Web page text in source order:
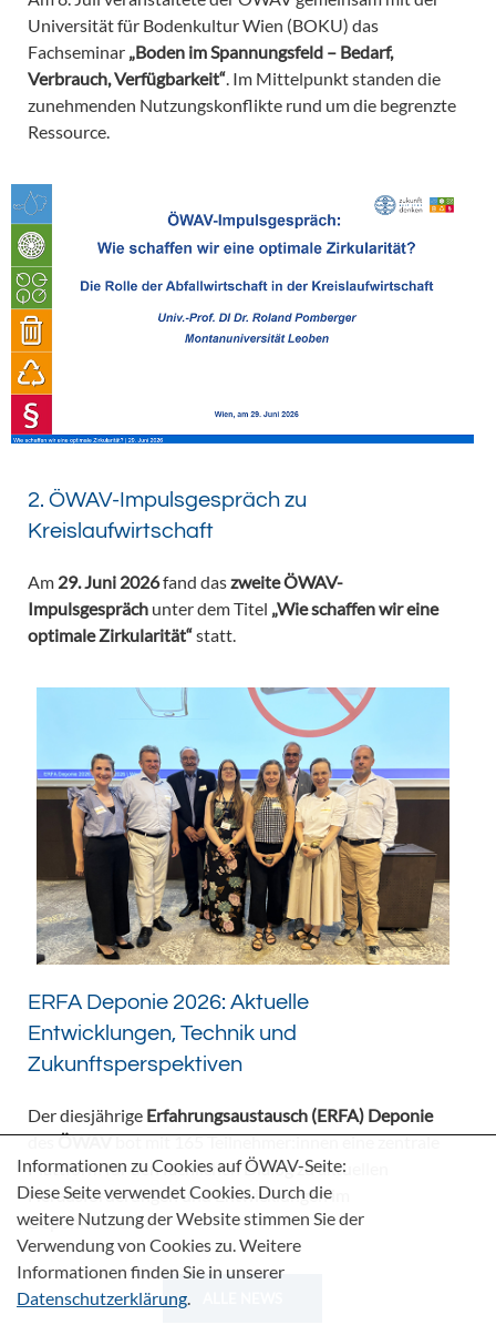
Universität für Bodenkultur Wien (BOKU) das
Fachseminar „Boden im Spannungsfeld – Bedarf,
Verbrauch, Verfügbarkeit“ . Im Mittelpunkt standen die
zunehmenden Nutzungskonflikte rund um die begrenzte
Ressource.
2. ÖWAV-Impulsgespräch zu
Kreislaufwirtschaft
Am 29. Juni 2026fand daszweite ÖWAV-
Impulsgespräch unter dem Titel „Wie schaffen wir eine
optimale Zirkularität“statt.
ERFA Deponie 2026: Aktuelle
Entwicklungen, Technik und
Zukunftsperspektiven
Der diesjährige Erfahrungsaustausch (ERFA) Deponie
desÖWAVbot mit 165 Teilnehmer:innen eine zentrale
Plattform für den fachlichen Dialog zu aktuellen
Herausforderungen und Entwicklungen im
Deponiebereich.
Informationen zu Cookies auf ÖWAV-Seite:
Diese Seite verwendet Cookies. Durch die
weitere Nutzung der Website stimmen Sie der
Verwendung von Cookies zu. Weitere
Informationen finden Sie in unserer
Datenschutzerklärung.